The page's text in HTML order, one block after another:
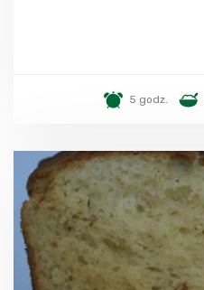
5 godz.